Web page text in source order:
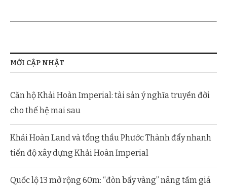
MỚI CẬP NHẬT
Căn hộ Khải Hoàn Imperial: tài sản ý nghĩa truyền đời
cho thế hệ mai sau
Khải Hoàn Land và tổng thầu Phước Thành đẩy nhanh
tiến độ xây dựng Khải Hoàn Imperial
Quốc lộ 13 mở rộng 60m: “đòn bẩy vàng” nâng tầm giá